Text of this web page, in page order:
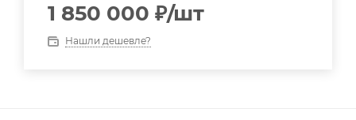
1 850 000 ₽/шт
Нашли дешевле?